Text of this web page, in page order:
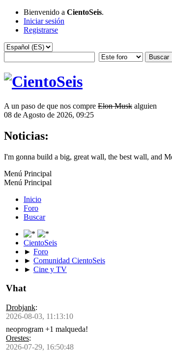
Bienvenido a CientoSeis.
Iniciar sesión
Registrarse
A un paso de que nos compre Elon Musk alguien
08 de Agosto de 2026, 09:25
Noticias:
I'm gonna build a big, great wall, the best wall, and
Menú Principal
Menú Principal
Inicio
Foro
Buscar
CientoSeis
► Foro
► Comunidad CientoSeis
► Cine y TV
Vhat
Drobjank:
2026-08-03, 11:13:10
neoprogram +1 malqueda!
Orestes:
2026-07-29, 16:50:48